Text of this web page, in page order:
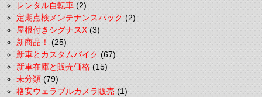
レンタル自転車(2)
定期点検メンテナンスパック(2)
屋根付きシグナスX(3)
新商品！(25)
新車とカスタムバイク(67)
新車在庫と販売価格(15)
未分類(79)
格安ウェラブルカメラ販売(1)